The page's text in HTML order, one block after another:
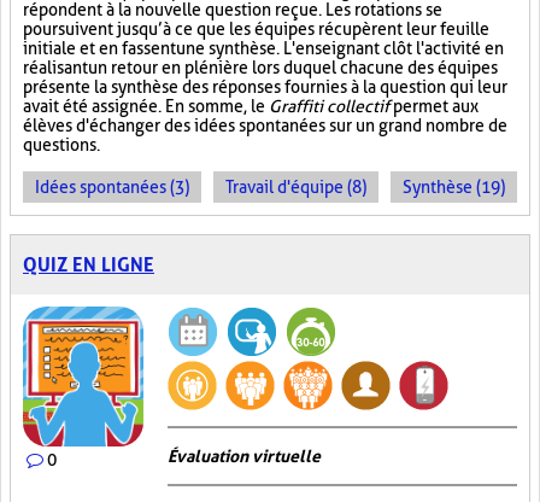
répondent à la nouvelle question reçue. Les rotations se
poursuivent jusqu’à ce que les équipes récupèrent leur feuille
initiale et en fassent une synthèse. L'enseignant clôt l'activité en
réalisant un retour en plénière lors duquel chacune des équipes
présente la synthèse des réponses fournies à la question qui leur
avait été assignée. En somme, le Graffiti collectifpermet aux
élèves d'échanger des idées spontanées sur un grand nombre de
questions.
Idées spontanées (3) Travail d'équipe (8) Synthèse (19)
QUIZ EN LIGNE
0 Évaluation virtuelle